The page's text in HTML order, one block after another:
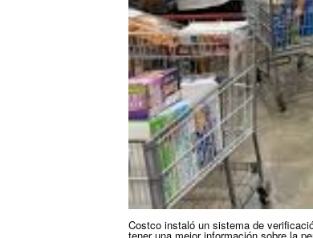
Costco instaló un sistema de